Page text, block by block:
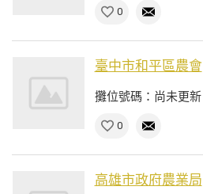
0
臺中市和平區農會
攤位號碼：尚未更新
0
高雄市政府農業局